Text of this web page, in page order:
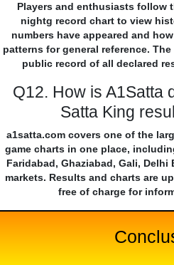
Players and enthusiasts follow
nightg record chart to view
numbers have appeared and
patterns for general reference.
public record of all declared
Q12. How is A1Satta
Satta King
a1satta.com covers one of the
game charts in one place,
Faridabad, Ghaziabad, Gali,
markets. Results and charts are
free of charge for